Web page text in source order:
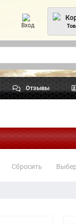
Вход
Отзывы
Сбросить